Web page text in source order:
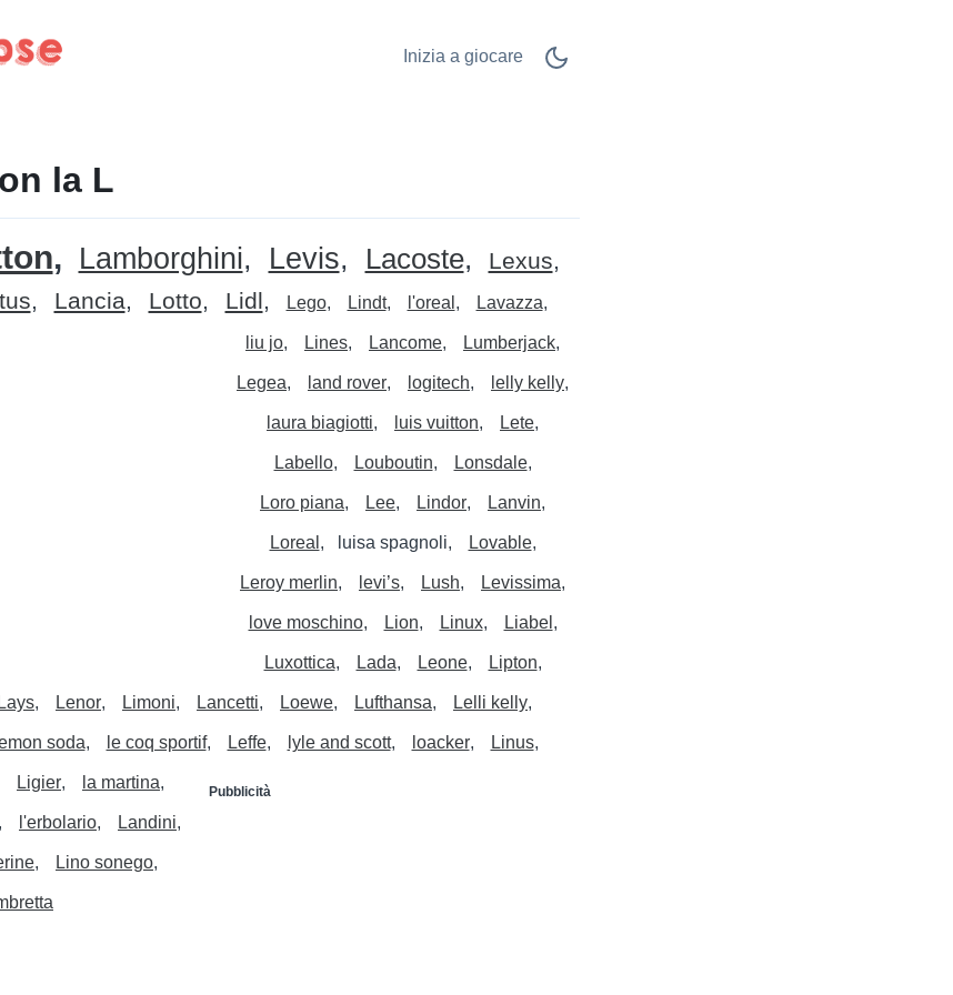
Inizia a giocare
la L
Lamborghini Levis Lacoste
Lexus
Lancia Lotto Lidl Lego Lindt l'oreal Lavazza
liu jo Lines Lancome Lumberjack
Legea land rover logitech lelly kelly
laura biagiotti luis vuitton Lete
Labello Louboutin Lonsdale
Loro piana Lee Lindor Lanvin
Loreal luisa spagnoli Lovable
Leroy merlin levi’s Lush Levissima
love moschino Lion Linux Liabel
Luxottica Lada Leone Lipton
Lays Lenor Limoni Lancetti Loewe Lufthansa Lelli kelly
soda le coq sportif Leffe lyle and scott
Pubblicità
loacker Linus
Ligier la martina
l'erbolario Landini
Lino sonego